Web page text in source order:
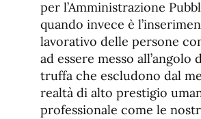
per l’Amministrazione
quando invece è
lavorativo delle persone
ad essere messo all’angolo
truffa che escludono dal
realtà di alto prestigio
professionale come le